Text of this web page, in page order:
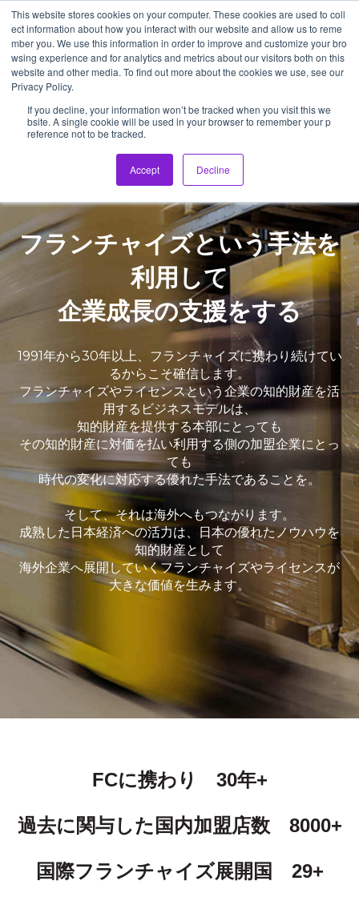
This website stores cookies on your computer. These cookies are used to coll
ect information about how you interact with our website and allow us to reme
mber you. We use this information in order to improve and customize your bro
wsing experience and for analytics and metrics about our visitors both on this
website and other media. To find out more about the cookies we use, see our
Privacy Policy.
If you decline, your information won’t be tracked when you visit this we
bsite. A single cookie will be used in your browser to remember your p
reference not to be tracked.
Accept Decline
メインナ
フランチャイズという手法を
利用して
企業成長の支援をする
1991年から30年以上、フランチャイズに携わり続けてい
るからこそ確信します。
フランチャイズやライセンスという企業の知的財産を活
用するビジネスモデルは、
知的財産を提供する本部にとっても
その知的財産に対価を払い利用する側の加盟企業にとっ
ても
時代の変化に対応する優れた手法であることを。
そして、それは海外へもつながります。
成熟した日本経済への活力は、日本の優れたノウハウを
知的財産として
海外企業へ展開していくフランチャイズやライセンスが
大きな価値を生みます。
FCに携わり 30年+
過去に関与した国内加盟店数 8000+
国際フランチャイズ展開国 29+